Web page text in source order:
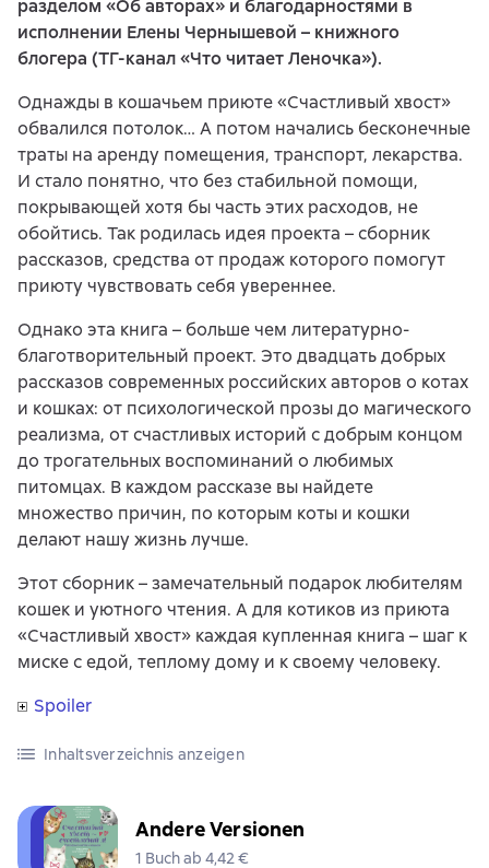
разделом «Об авторах» и благодарностями в
исполнении Елены Чернышевой – книжного
блогера (ТГ-канал «Что читает Леночка»).
Однажды в кошачьем приюте «Счастливый хвост»
обвалился потолок… А потом начались бесконечные
траты на аренду помещения, транспорт, лекарства.
И стало понятно, что без стабильной помощи,
покрывающей хотя бы часть этих расходов, не
обойтись. Так родилась идея проекта – сборник
рассказов, средства от продаж которого помогут
приюту чувствовать себя увереннее.
Однако эта книга – больше чем литературно-
благотворительный проект. Это двадцать добрых
рассказов современных российских авторов о котах
и кошках: от психологической прозы до магического
реализма, от счастливых историй с добрым концом
до трогательных воспоминаний о любимых
питомцах. В каждом рассказе вы найдете
множество причин, по которым коты и кошки
делают нашу жизнь лучше.
Этот сборник – замечательный подарок любителям
кошек и уютного чтения. А для котиков из приюта
«Счастливый хвост» каждая купленная книга – шаг к
миске с едой, теплому дому и к своему человеку.
Spoiler
Inhaltsverzeichnis anzeigen
Andere Versionen
1 Buch ab 4,42 €